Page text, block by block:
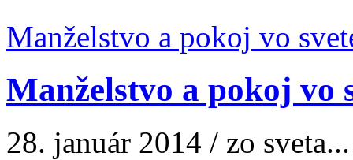
Manželstvo a pokoj vo
Manželstvo a pokoj vo
28. január 2014 / zo sveta...